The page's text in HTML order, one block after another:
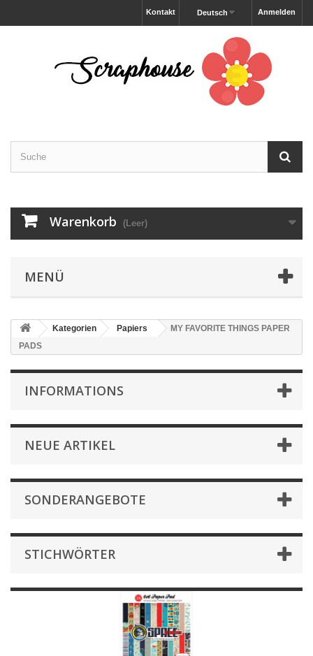
Anmelden
Deutsch
Kontakt
Warenkorb (Leer)
MENÜ
Kategorien Papiers
MY FAVORITE THINGS PAPER
PADS
INFORMATIONS
NEUE ARTIKEL
SONDERANGEBOTE
STICHWÖRTER